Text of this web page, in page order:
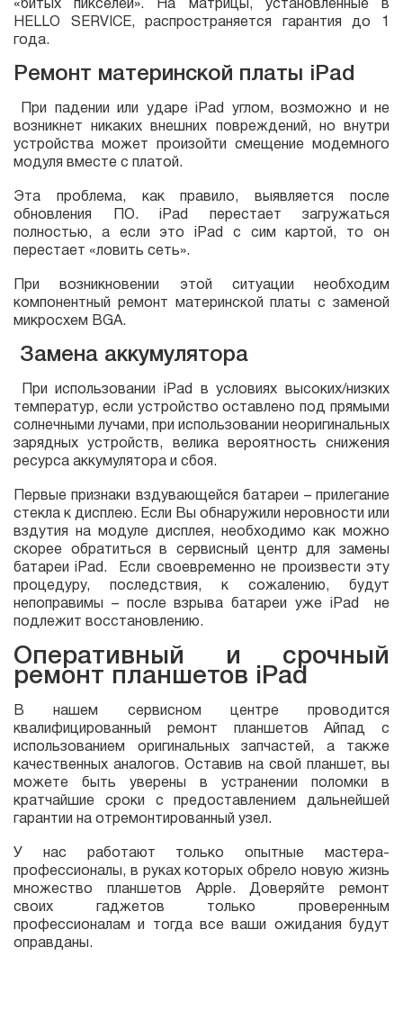
«битых пикселей». На матрицы, установленные в
HELLO SERVICE, распространяется гарантия до 1
года.
Ремонт материнской платы iPad
При падении или ударе iPad углом, возможно и не
возникнет никаких внешних повреждений, но внутри
устройства может произойти смещение модемного
модуля вместе с платой.
Эта проблема, как правило, выявляется после
обновления ПО. iPad перестает загружаться
полностью, а если это iPad с сим картой, то он
перестает «ловить сеть».
При возникновении этой ситуации необходим
компонентный ремонт материнской платы с заменой
микросхем BGA.
Замена аккумулятора
При использовании iPad в условиях высоких/низких
температур, если устройство оставлено под прямыми
солнечными лучами, при использовании неоригинальных
зарядных устройств, велика вероятность снижения
ресурса аккумулятора и сбоя.
Первые признаки вздувающейся батареи – прилегание
стекла к дисплею. Если Вы обнаружили неровности или
вздутия на модуле дисплея, необходимо как можно
скорее обратиться в сервисный центр для замены
батареи iPad. Если своевременно не произвести эту
процедуру, последствия, к сожалению, будут
непоправимы – после взрыва батареи уже iPad не
подлежит восстановлению.
Оперативный и срочный
ремонт планшетов iPad
В нашем сервисном центре проводится
квалифицированный ремонт планшетов Айпад с
использованием оригинальных запчастей, а также
качественных аналогов. Оставив на свой планшет, вы
можете быть уверены в устранении поломки в
кратчайшие сроки с предоставлением дальнейшей
гарантии на отремонтированный узел.
У нас работают только опытные мастера-
профессионалы, в руках которых обрело новую жизнь
множество планшетов Apple. Доверяйте ремонт
своих гаджетов только проверенным
профессионалам и тогда все ваши ожидания будут
оправданы.